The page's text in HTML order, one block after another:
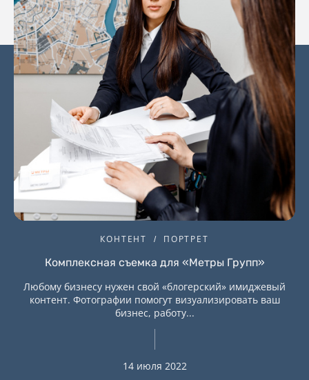
КОНТЕНТ ПОРТРЕТ
Комплексная съемка для «Метры Групп»
Любому бизнесу нужен свой «блогерский» имиджевый
контент. Фотографии помогут визуализировать ваш
бизнес, работу...
14 июля 2022